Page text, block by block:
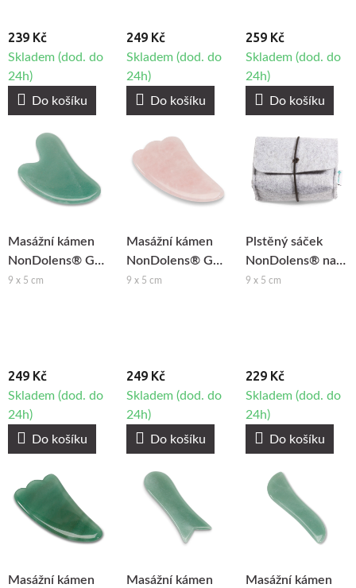
239 Kč
Skladem (dod. do
24h)
Do košíku
249 Kč
Skladem (dod. do
24h)
Do košíku
259 Kč
Skladem (dod. do
24h)
Do košíku
Masážní kámen
NonDolens® Gua
Sha srdce -
9 x 5 cm
249 Kč
Skladem (dod. do
24h)
Do košíku
Masážní kámen
NonDolens® Gua
Sha ploutev -
9 x 5 cm
249 Kč
Skladem (dod. do
24h)
Do košíku
Plstěný sáček
NonDolens® na
Gua Sha pomůcky
9 x 5 cm
229 Kč
Skladem (dod. do
24h)
Do košíku
Masážní kámen
Masážní kámen
Masážní kámen